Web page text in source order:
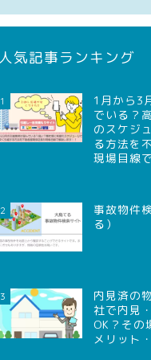
人気記事ランキング
1
1月から3
でいる？
のスケジ
る方法を
現場目線
2
事故物件
る）
3
内見済の
社で内見
OK？その
メリット